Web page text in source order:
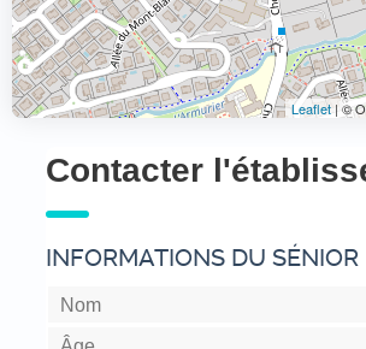
Leaflet| ©
Contacter
INFORMATIONS DU SÉNIOR